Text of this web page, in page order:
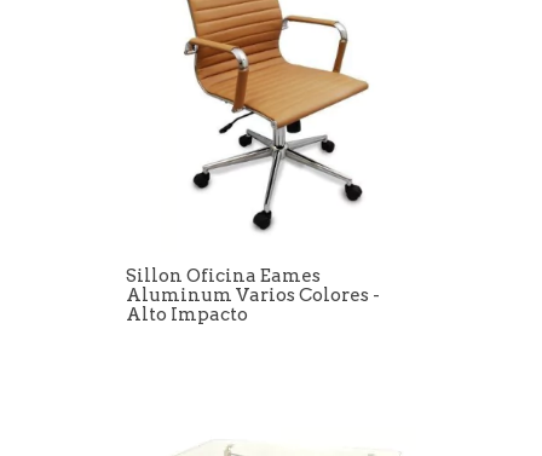
Sillon Oficina Eames
Aluminum Varios Colores -
Alto Impacto